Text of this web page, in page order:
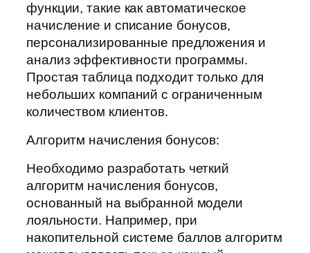
функции, такие как автоматическое
начисление и списание бонусов,
персонализированные предложения и
анализ эффективности программы.
Простая таблица подходит только для
небольших компаний с ограниченным
количеством клиентов.
Алгоритм начисления бонусов:
Необходимо разработать четкий
алгоритм начисления бонусов,
основанный на выбранной модели
лояльности. Например, при
накопительной системе баллов алгоритм